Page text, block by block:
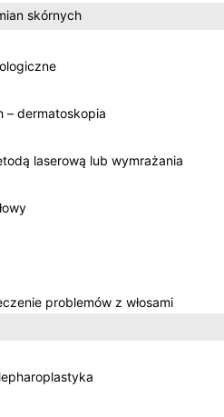
skórnych
– dermatoskopia
laserową lub wymrażania
problemów z włosami